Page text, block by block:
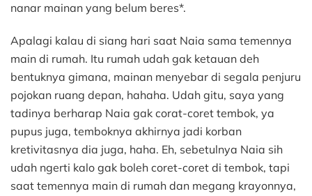
nanar mainan yang belum beres*.
Apalagi kalau di siang hari saat Naia sama temennya
main di rumah. Itu rumah udah gak ketauan deh
bentuknya gimana, mainan menyebar di segala penjuru
pojokan ruang depan, hahaha. Udah gitu, saya yang
tadinya berharap Naia gak corat-coret tembok, ya
pupus juga, temboknya akhirnya jadi korban
kretivitasnya dia juga, haha. Eh, sebetulnya Naia sih
udah ngerti kalo gak boleh coret-coret di tembok, tapi
saat temennya main di rumah dan megang krayonnya,